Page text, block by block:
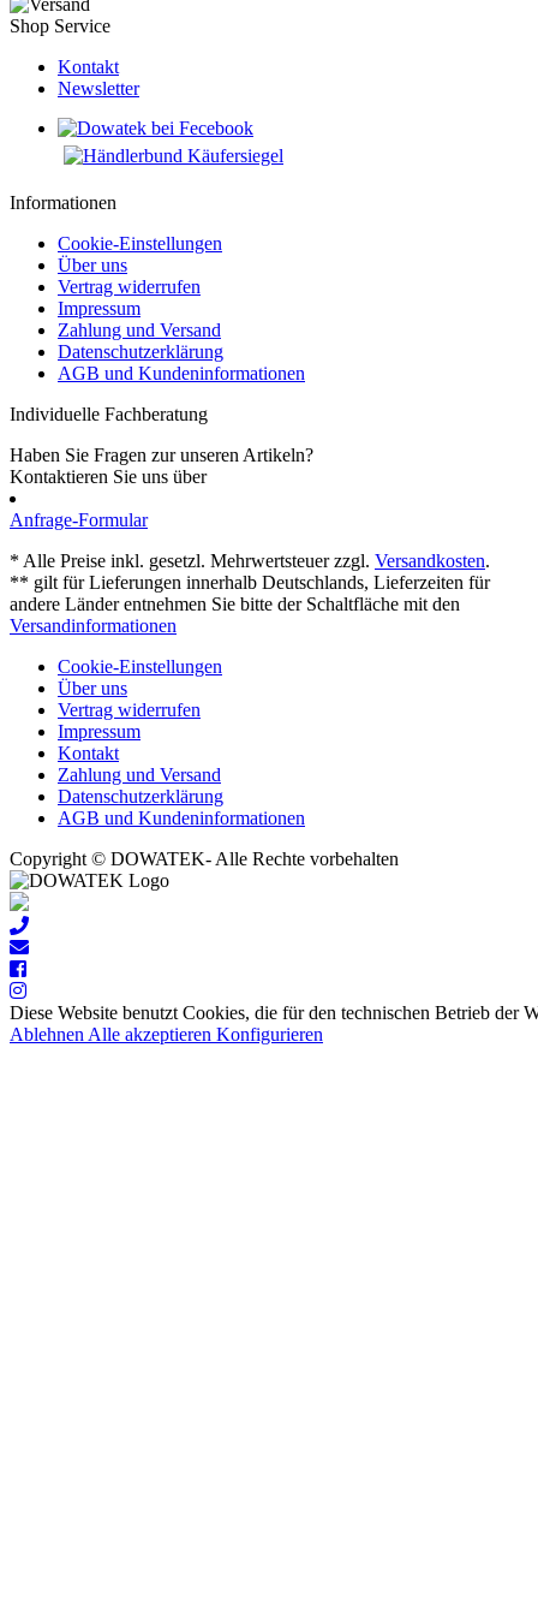
Shop Service
Kontakt
Newsletter
Informationen
Cookie-Einstellungen
Über uns
Vertrag widerrufen
Impressum
Zahlung und Versand
Datenschutzerklärung
AGB und Kundeninformationen
Individuelle Fachberatung
Haben Sie Fragen zur unseren Artikeln?
Kontaktieren Sie uns über
Anfrage-Formular
* Alle Preise inkl. gesetzl. Mehrwertsteuer zzgl. Versandkosten.
** gilt für Lieferungen innerhalb Deutschlands, Lieferzeiten für
andere Länder entnehmen Sie bitte der Schaltfläche mit den
Versandinformationen
Cookie-Einstellungen
Über uns
Vertrag widerrufen
Impressum
Kontakt
Zahlung und Versand
Datenschutzerklärung
AGB und Kundeninformationen
Copyright © DOWATEK- Alle Rechte vorbehalten
Diese Website benutzt Cookies, die für den technischen Betrieb der
Ablehnen Alle akzeptieren Konfigurieren